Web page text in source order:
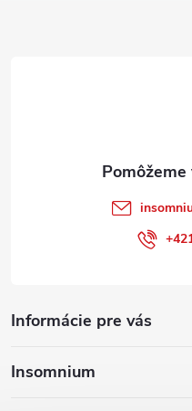
Informácie pre vás
Insomnium